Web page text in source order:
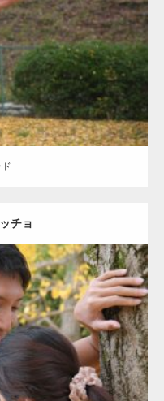
細マッチョ) 背中
チョ
細マッチョ) 大胸筋 肩 腹